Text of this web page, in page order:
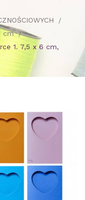
cm
1. 7,5 x 6 cm,